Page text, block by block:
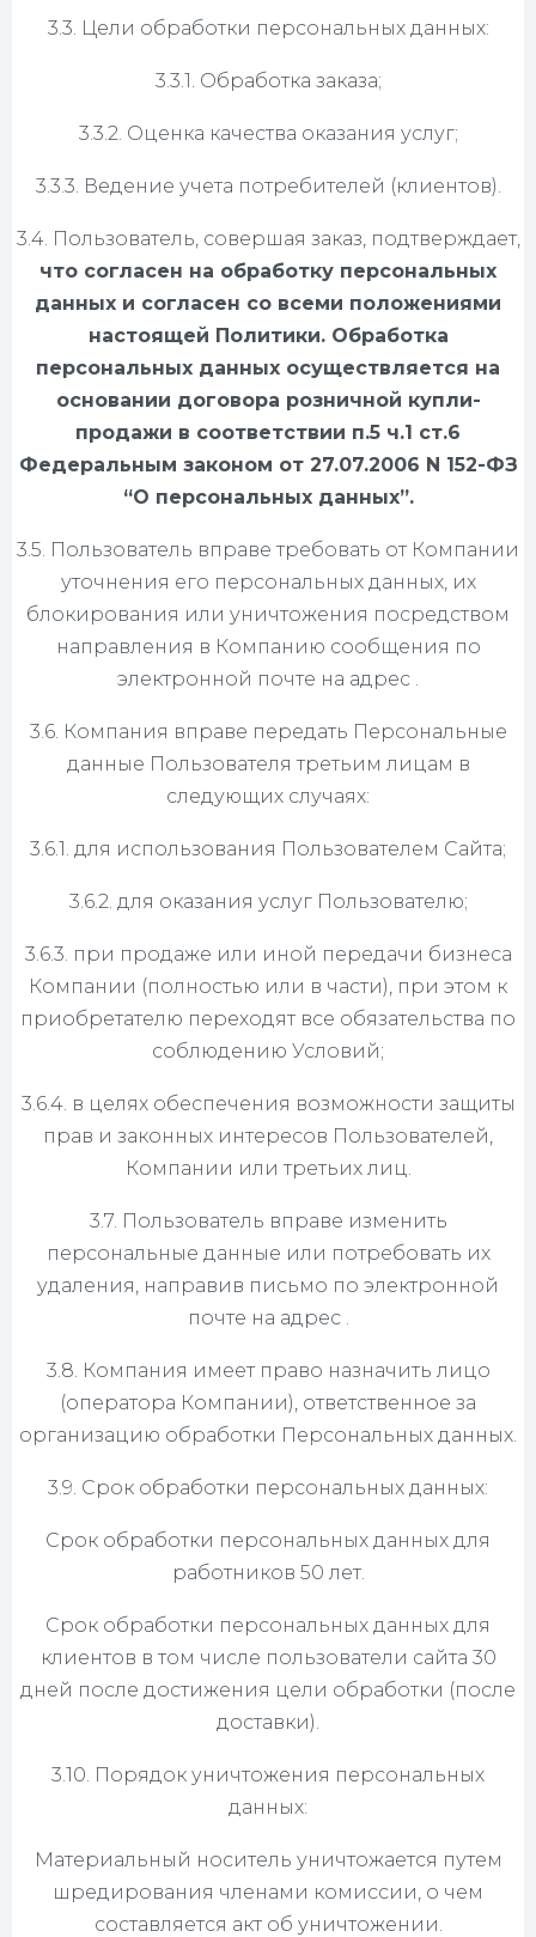
3.3. Цели обработки персональных данных:
3.3.1. Обработка заказа;
3.3.2. Оценка качества оказания услуг;
3.3.3. Ведение учета потребителей (клиентов).
3.4. Пользователь, совершая заказ, подтверждает,
что согласен на обработку персональных
данных и согласен со всеми положениями
настоящей Политики. Обработка
персональных данных осуществляется на
основании договора розничной купли-
продажи в соответствии п.5 ч.1 ст.6
Федеральным законом от 27.07.2006 N 152-ФЗ
“О персональных данных”.
3.5. Пользователь вправе требовать от Компании
уточнения его персональных данных, их
блокирования или уничтожения посредством
направления в Компанию сообщения по
электронной почте на адрес .
3.6. Компания вправе передать Персональные
данные Пользователя третьим лицам в
следующих случаях:
3.6.1. для использования Пользователем Сайта;
3.6.2. для оказания услуг Пользователю;
3.6.3. при продаже или иной передачи бизнеса
Компании (полностью или в части), при этом к
приобретателю переходят все обязательства по
соблюдению Условий;
3.6.4. в целях обеспечения возможности защиты
прав и законных интересов Пользователей,
Компании или третьих лиц.
3.7. Пользователь вправе изменить
персональные данные или потребовать их
удаления, направив письмо по электронной
почте на адрес .
3.8. Компания имеет право назначить лицо
(оператора Компании), ответственное за
организацию обработки Персональных данных.
3.9. Срок обработки персональных данных:
Срок обработки персональных данных для
работников 50 лет.
Срок обработки персональных данных для
клиентов в том числе пользователи сайта 30
дней после достижения цели обработки (после
доставки).
3.10. Порядок уничтожения персональных
данных:
Материальный носитель уничтожается путем
шредирования членами комиссии, о чем
составляется акт об уничтожении.